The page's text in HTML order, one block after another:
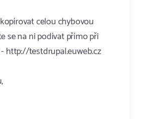
celou chybovou
se na ni podívat přímo při
http://testdrupal.euweb.cz